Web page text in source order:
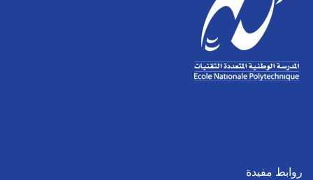
روابط مفيدة